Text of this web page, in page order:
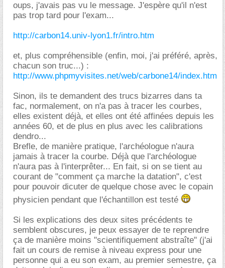
oups, j'avais pas vu le message. J'espère qu'il n'est
pas trop tard pour l'exam...
http://carbon14.univ-lyon1.fr/intro.htm
et, plus compréhensible (enfin, moi, j'ai préféré, après,
chacun son truc...) :
http://www.phpmyvisites.net/web/carbone14/index.htm
Sinon, ils te demandent des trucs bizarres dans ta
fac, normalement, on n'a pas à tracer les courbes,
elles existent déjà, et elles ont été affinées depuis les
années 60, et de plus en plus avec les calibrations
dendro...
Brefle, de manière pratique, l'archéologue n'aura
jamais à tracer la courbe. Déjà que l'archéologue
n'aura pas à l'interprêter... En fait, si on se tient au
courant de "comment ça marche la datation", c'est
pour pouvoir dicuter de quelque chose avec le copain
physicien pendant que l'échantillon est testé
Si les explications des deux sites précédents te
semblent obscures, je peux essayer de te reprendre
ça de manière moins "scientifiquement abstraîte" (j'ai
fait un cours de remise à niveau express pour une
personne qui a eu son exam, au premier semestre, ça